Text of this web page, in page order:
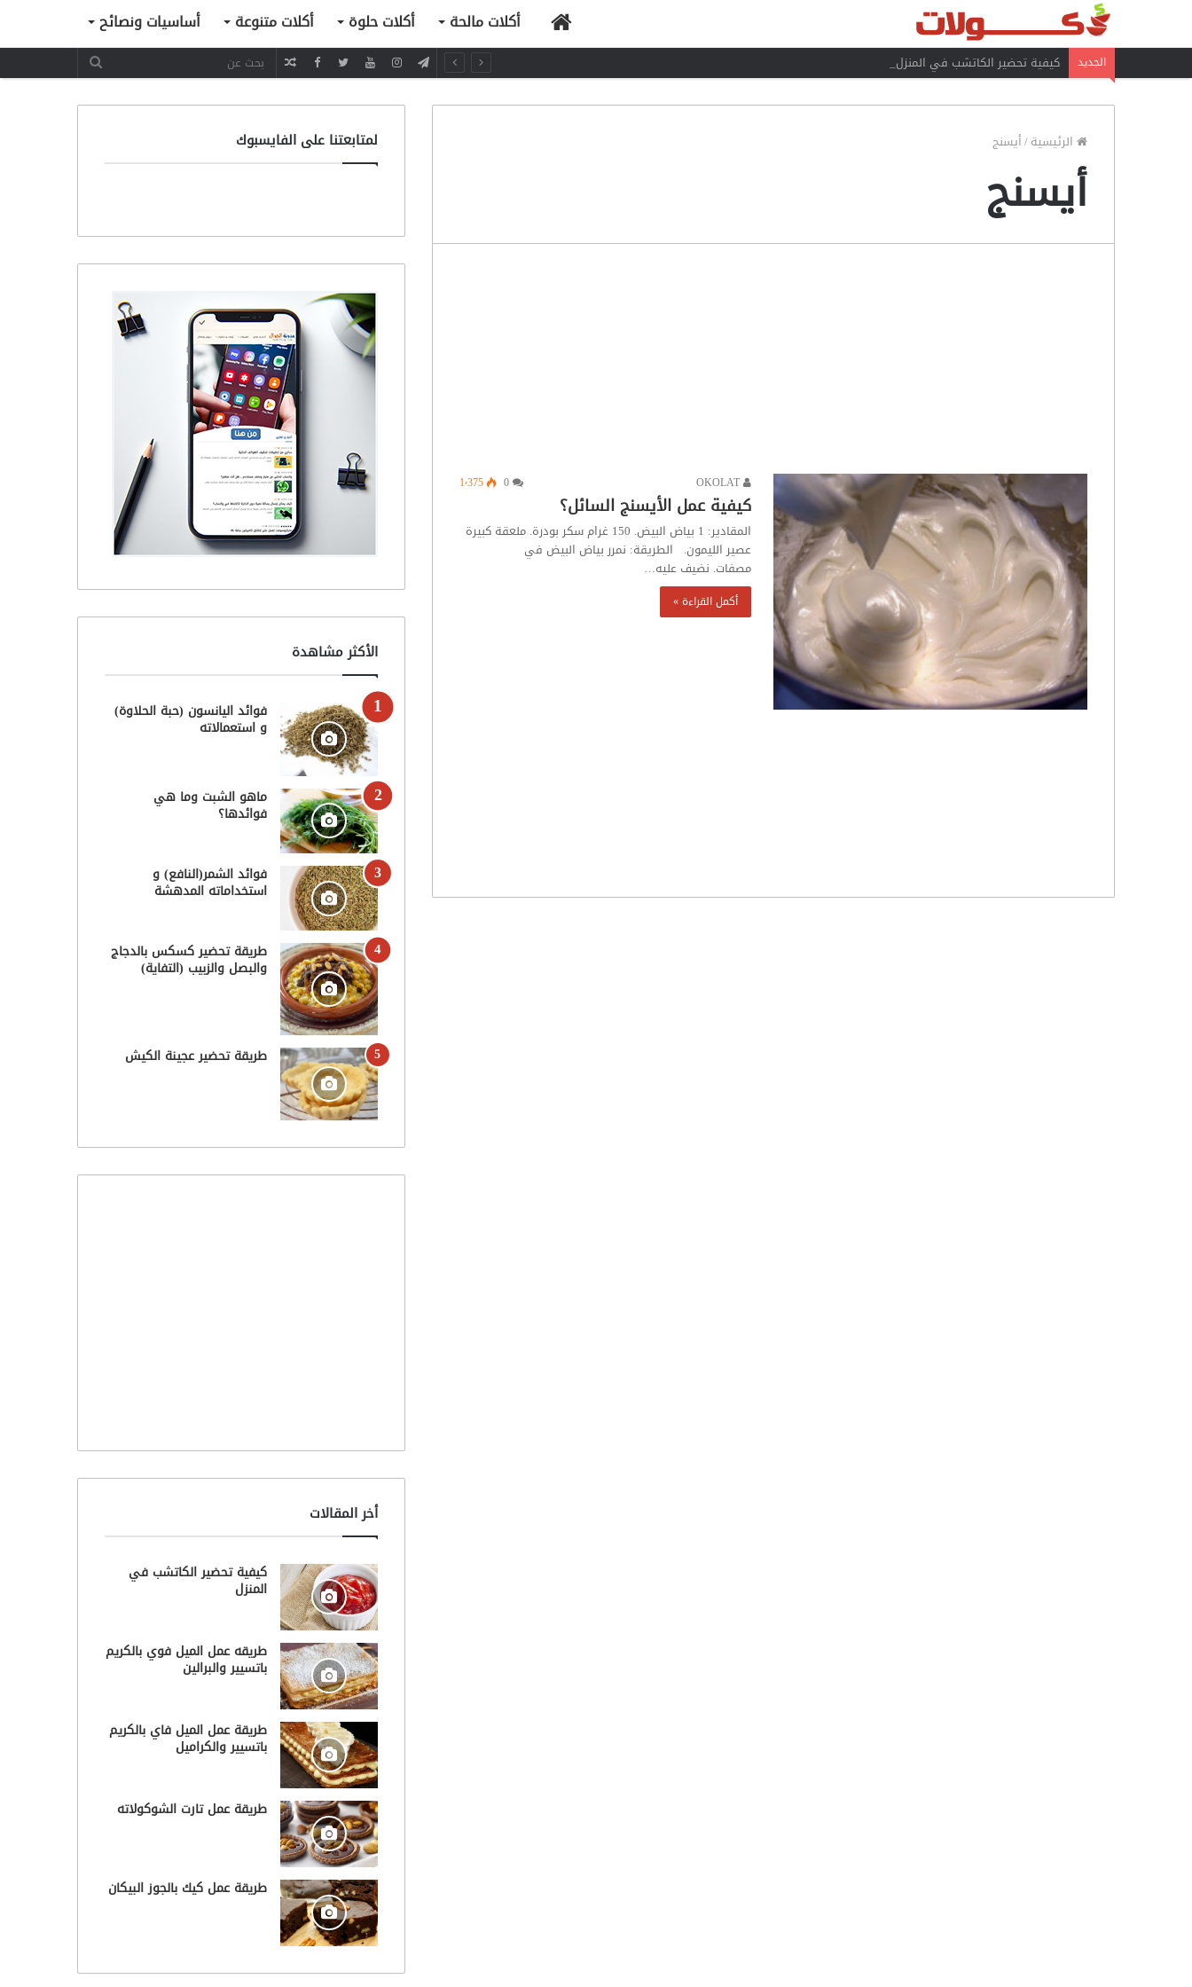
الرئيسيةأكلات مالحة أكلات حلوة أكلات متنوعة أساسيات ونصائح
الجديد كيفية تحضير الكاتشب في المنزل
مقال
الرئيسية/أيسنج
أيسنج
1٬375
كيفية عمل الأيسنج السائل؟
المقادير: 1 بياض البيض. 150 غرام سكر بودرة. ملعقة كبيرة
عصير الليمون. الطريقة: نمرر بياض البيض في
مصفات. نضيف عليه…
أكمل القراءة »
لمتابعتنا على الفايسبوك
الأكثر مشاهدة
فوائد اليانسون (حبة الحلاوة)
و استعمالاته
ماهو الشبت وما هي
فوائدها؟
فوائد الشمر(النافع) و
استخداماته المدهشة
طريقة تحضير كسكس بالدجاج
والبصل والزبيب (التفاية)
طريقة تحضير عجينة الكيش
أخر المقالات
كيفية تحضير الكاتشب في
المنزل
طريقه عمل الميل فوي بالكريم
باتسيير والبرالين
طريقة عمل الميل فاي بالكريم
باتسيير والكراميل
طريقة عمل تارت الشوكولاته
طريقة عمل كيك بالجوز البيكان